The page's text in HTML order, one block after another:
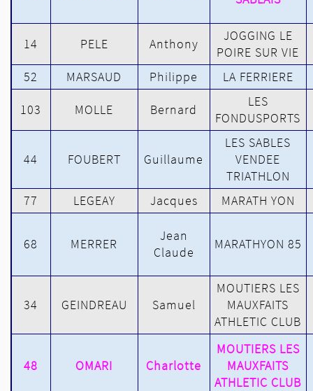
14 PELE Anthony
JOGGING LE
POIRE SUR VIE
52
MARSAUD Philippe LA FERRIERE
103 MOLLE Bernard
LES
FONDUSPORTS
44 FOUBERT Guillaume
LES SABLES
VENDEE
TRIATHLON
77
LEGEAY Jacques MARATH YON
68 MERRER
Jean
Claude
MARATHYON 85
34 GEINDREAU Samuel
MOUTIERS LES
MAUXFAITS
ATHLETIC CLUB
48 OMARI Charlotte
MOUTIERS LES
MAUXFAITS
ATHLETIC CLUB